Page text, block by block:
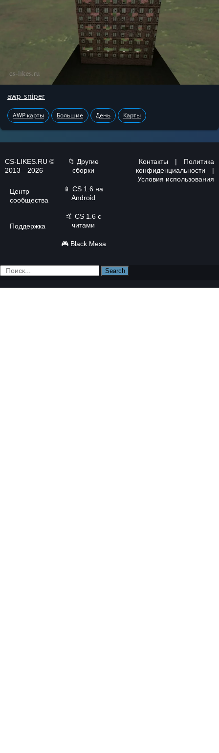
awp_sniper
AWP карты Большие День Карты
CS-LIKES.RU ©
2013—2026
Центр
сообщества
Поддержка
📁 Другие
сборки
📱 CS 1.6 на
Android
🤙 CS 1.6 с
читами
🎮 Black Mesa
Контакты |
Политика
конфиденциальности
|
Условия использования
Search